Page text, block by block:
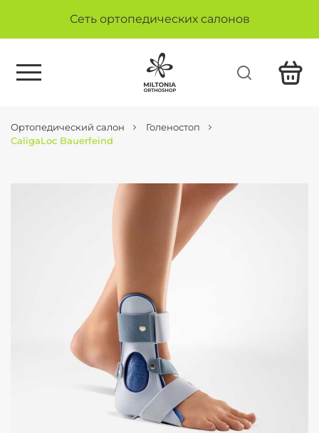
Сеть ортопедических салонов
Ортопедический салон
Голеностоп
CaligaLoc Bauerfeind